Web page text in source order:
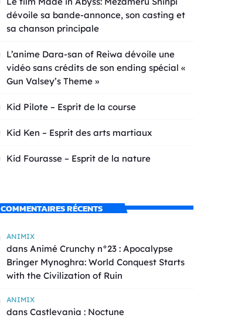
dévoile sa bande-annonce, son casting et
sa chanson principale
L’anime Dara-san of Reiwa dévoile une
vidéo sans crédits de son ending spécial «
Gun Valsey’s Theme »
Kid Pilote – Esprit de la course
Kid Ken – Esprit des arts martiaux
Kid Fourasse – Esprit de la nature
COMMENTAIRES RÉCENTS
ANIMIX
dans Animé Crunchy n°23 : Apocalypse
Bringer Mynoghra: World Conquest Starts
with the Civilization of Ruin
ANIMIX
dans Castlevania : Noctune